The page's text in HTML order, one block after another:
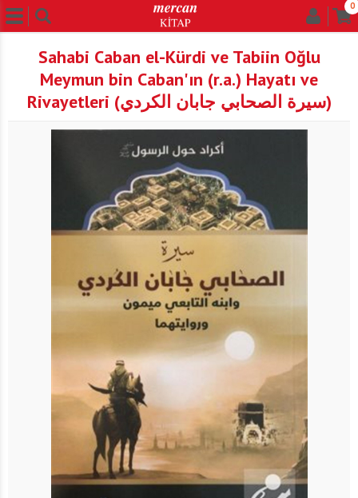
0
Sahabi Caban el-Kürdi ve Tabiin Oğlu
Meymun bin Caban'ın (r.a.) Hayatı ve
Rivayetleri (سيرة الصحابي جابان الكردي)